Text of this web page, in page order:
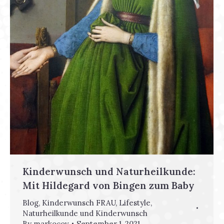
Kinderwunsch und Naturheilkunde:
Mit Hildegard von Bingen zum Baby
Blog, Kinderwunsch FRAU, Lifestyle,
Naturheilkunde und Kinderwunsch